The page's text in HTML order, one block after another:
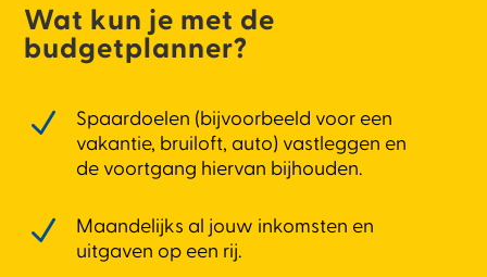
Wat kun je met de
budgetplanner?
N
Spaardoelen (bijvoorbeeld voor een
vakantie, bruiloft, auto) vastleggen en
de voortgang hiervan bijhouden.
N
Maandelijks al jouw inkomsten en
uitgaven op een rij.